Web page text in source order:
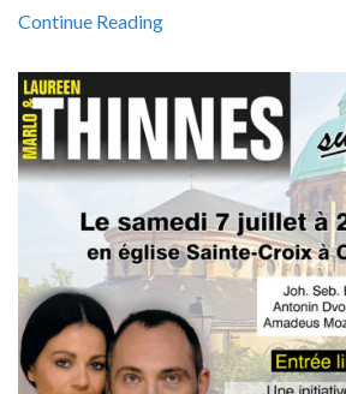
Continue Reading